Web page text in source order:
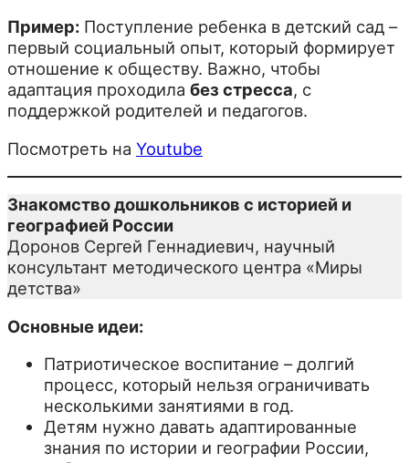
Пример: Поступление ребенка в детский сад –
первый социальный опыт, который формирует
отношение к обществу. Важно, чтобы
адаптация проходила без стресса, с
поддержкой родителей и педагогов.
Посмотреть на Youtube
Знакомство дошкольников с историей и
географией России
Доронов Сергей Геннадиевич, научный
консультант методического центра «Миры
детства»
Основные идеи:
Патриотическое воспитание – долгий
процесс, который нельзя ограничивать
несколькими занятиями в год.
Детям нужно давать адаптированные
знания по истории и географии России,